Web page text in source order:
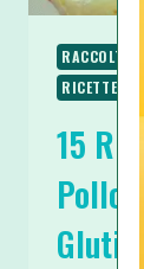
RACCOLTE &
RICETTE
15
Pollo
Glutine